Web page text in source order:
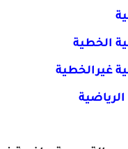
الخطية
غيرالخطية